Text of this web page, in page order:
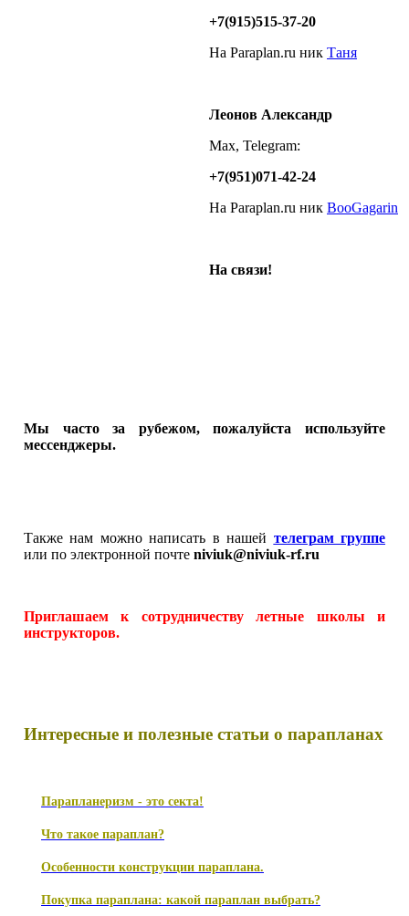
+7(915)515-37-20
На Paraplan.ru ник Таня
Леонов Александр
Max, Telegram:
+7(951)071-42-24
На Paraplan.ru ник BooGagarin
На связи!
Мы часто за рубежом, пожалуйста используйте
мессенджеры.
Также нам можно написать в нашей телеграм группе
или по электронной почте niviuk@niviuk-rf.ru
Приглашаем к сотрудничеству летные школы и
инструкторов.
Интересные и полезные статьи о парапланах
Парапланеризм - это секта!
Что такое параплан?
Особенности конструкции параплана.
Покупка параплана: какой параплан выбрать?